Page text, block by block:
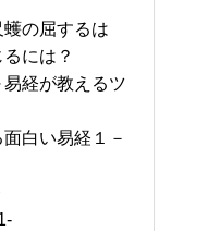
の屈するは
には？
経が教えるツ
白い易経１－